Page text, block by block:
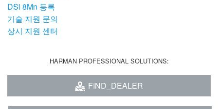
DSi 8Mn 등록
기술 지원 문의
상시 지원 센터
HARMAN PROFESSIONAL SOLUTIONS:
FIND_DEALER